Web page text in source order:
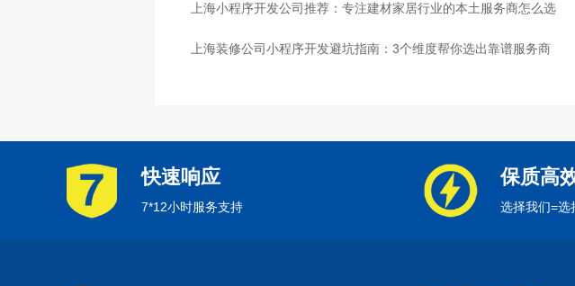
上海小程序开发公司推荐：专注建材家居行业的本土服务商怎么选
上海装修公司小程序开发避坑指南：3个维度帮你选出靠谱服务商
快速响应
7*12小时服务支持
保质高
选择我们=选